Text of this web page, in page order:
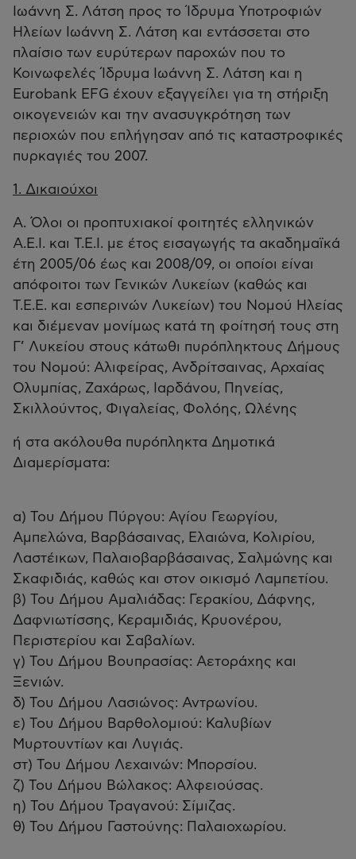
Ιωάννη Σ. Λάτση προς το Ίδρυμα Υποτροφιών
Ηλείων Ιωάννη Σ. Λάτση και εντάσσεται στο
πλαίσιο των ευρύτερων παροχών που το
Κοινωφελές Ίδρυμα Ιωάννη Σ. Λάτση και η
Eurobank EFG έχουν εξαγγείλει για τη στήριξη
οικογενειών και την ανασυγκρότηση των
περιοχών που επλήγησαν από τις καταστροφικές
πυρκαγιές του 2007.
1. Δικαιούχοι
Α. Όλοι οι προπτυχιακοί φοιτητές ελληνικών
Α.Ε.Ι. και Τ.Ε.Ι. με έτος εισαγωγής τα ακαδημαϊκά
έτη 2005/06 έως και 2008/09, οι οποίοι είναι
απόφοιτοι των Γενικών Λυκείων (καθώς και
Τ.Ε.Ε. και εσπερινών Λυκείων) του Νομού Ηλείας
και διέμεναν μονίμως κατά τη φοίτησή τους στη
Γ’ Λυκείου στους κάτωθι πυρόπληκτους Δήμους
του Νομού: Αλιφείρας, Ανδρίτσαινας, Αρχαίας
Ολυμπίας, Ζαχάρως, Ιαρδάνου, Πηνείας,
Σκιλλούντος, Φιγαλείας, Φολόης, Ωλένης
ή στα ακόλουθα πυρόπληκτα Δημοτικά
Διαμερίσματα:
α) Του Δήμου Πύργου: Αγίου Γεωργίου,
Αμπελώνα, Βαρβάσαινας, Ελαιώνα, Κολιρίου,
Λαστέικων, Παλαιοβαρβάσαινας, Σαλμώνης και
Σκαφιδιάς, καθώς και στον οικισμό Λαμπετίου.
β) Του Δήμου Αμαλιάδας: Γερακίου, Δάφνης,
Δαφνιωτίσσης, Κεραμιδιάς, Κρυονέρου,
Περιστερίου και Σαβαλίων.
γ) Του Δήμου Βουπρασίας: Αετοράχης και
Ξενιών.
δ) Του Δήμου Λασιώνος: Αντρωνίου.
ε) Του Δήμου Βαρθολομιού: Καλυβίων
Μυρτουντίων και Λυγιάς.
στ) Του Δήμου Λεχαινών: Μπορσίου.
ζ) Του Δήμου Βώλακος: Αλφειούσας.
η) Του Δήμου Τραγανού: Σίμιζας.
θ) Του Δήμου Γαστούνης: Παλαιοχωρίου.